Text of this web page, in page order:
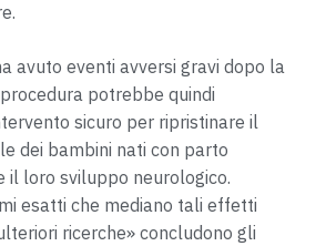
avuto eventi avversi gravi dopo la
potrebbe quindi
sicuro per ripristinare il
dei bambini nati con parto
il loro sviluppo neurologico.
esatti che mediano tali effetti
ricerche» concludono gli